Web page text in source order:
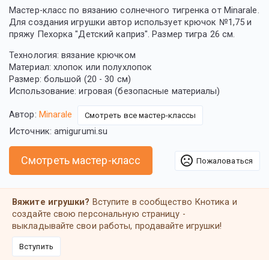
Мастер-класс по вязанию солнечного тигренка от Minarale.
Для создания игрушки автор использует крючок №1,75 и
пряжу Пехорка "Детский каприз". Размер тигра 26 см.
Технология: вязание крючком
Материал: хлопок или полухлопок
Размер: большой (20 - 30 см)
Использование: игровая (безопасные материалы)
Автор: Minarale Смотреть все мастер-классы
Источник: amigurumi.su
sentiment_very_dissatisfied Пожаловаться
Смотреть мастер-класс
Вяжите игрушки? Вступите в сообщество Кнотика и
создайте свою персональную страницу -
выкладывайте свои работы, продавайте игрушки!
Вступить